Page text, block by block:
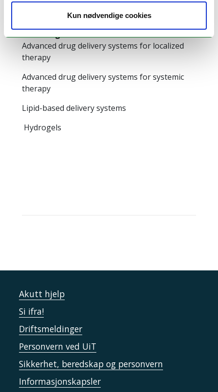
Kun nødvendige cookies
FARM F3.103
Advanced drug delivery systems for localized
therapy
Advanced drug delivery systems for systemic
therapy
Lipid-based delivery systems
Hydrogels
Akutt hjelp
Si ifra!
Driftsmeldinger
Personvern ved UiT
Sikkerhet, beredskap og personvern
Informasjonskapsler